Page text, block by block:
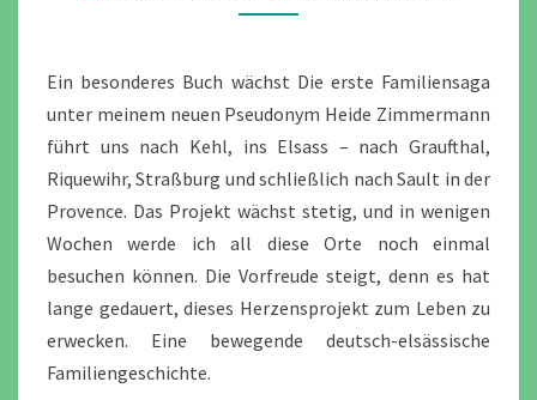
Ein besonderes Buch wächst Die erste Familiensaga
unter meinem neuen Pseudonym Heide Zimmermann
führt uns nach Kehl, ins Elsass – nach Graufthal,
Riquewihr, Straßburg und schließlich nach Sault in der
Provence. Das Projekt wächst stetig, und in wenigen
Wochen werde ich all diese Orte noch einmal
besuchen können. Die Vorfreude steigt, denn es hat
lange gedauert, dieses Herzensprojekt zum Leben zu
erwecken. Eine bewegende deutsch-elsässische
Familiengeschichte.